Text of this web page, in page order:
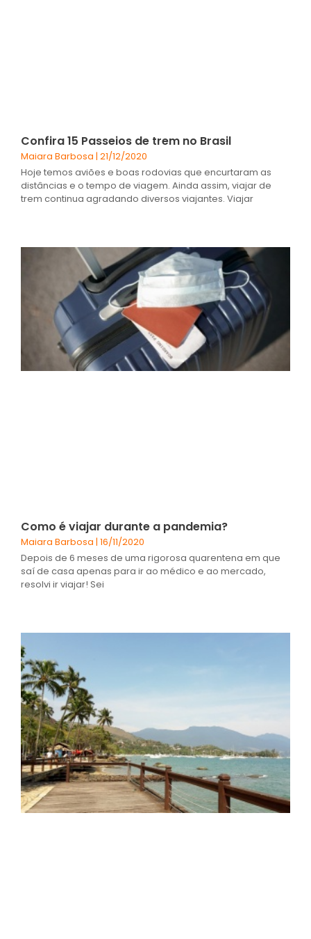
Confira 15 Passeios de trem no Brasil
Maiara Barbosa 21/12/2020
Hoje temos aviões e boas rodovias que encurtaram as
distâncias e o tempo de viagem. Ainda assim, viajar de
trem continua agradando diversos viajantes. Viajar
Como é viajar durante a pandemia?
Maiara Barbosa 16/11/2020
Depois de 6 meses de uma rigorosa quarentena em que
saí de casa apenas para ir ao médico e ao mercado,
resolvi ir viajar! Sei